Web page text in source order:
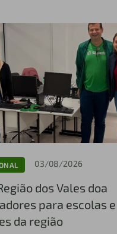
03/08/2026
dos Vales doa
para escolas e
da região